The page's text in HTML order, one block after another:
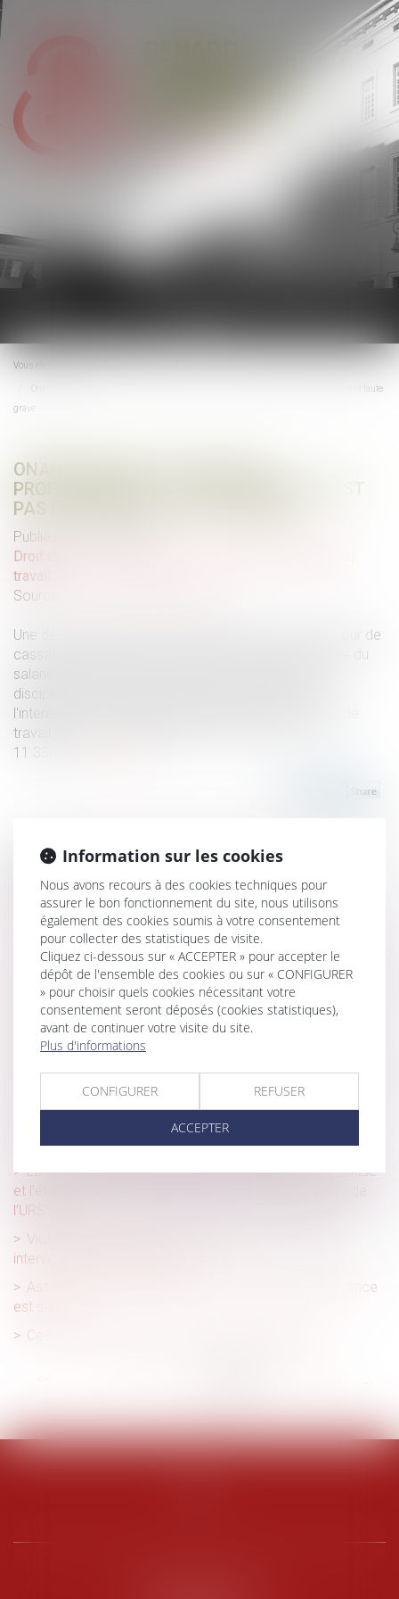
le
menu
Vous êtes ici :
Onanisme dans un véhicule professionnel : le licenciement n’est pas fondé sur une faute
grave
ONANISME DANS UN VÉHICULE
PROFESSIONNEL : LE LICENCIEMENT N’EST
PAS FONDÉ SUR UNE FAUTE GRAVE
Publié le :
Droit du travail - Employeurs
travail
Source :
Une décision rendue par l’Assemblée plénière de la Cour de
cassation affirme qu’un motif tiré de la vie personnelle du
salarié ne peut justifier, en principe, un licenciement
disciplinaire, sauf s'il constitue un manquement de
l'intéressé à une obligation découlant de son contrat de
travail (Ass. plén., 22 décembre 2023, pourvoi n° 21-
11.330)...
Historique
Encres de tatouage FERBER TATTOO INK : attention,
danger !
PTZ : les nouvelles dispositions 2024
Calcul du droit aux indemnités journalières : exclusion des
salaires versés après l’arrêt de travail
Succession : qu’est-ce que la quotité disponible, qui
échappe aux héritiers réservataires ?
Projet de loi de simplification : mensualisation des loyers
pour les baux commerciaux
Onanisme dans un véhicule professionnel : le
licenciement n’est pas fondé sur une faute grave
La parfaite information du débiteur de la nature, la cause
et l’étendue de son obligation par la mise en demeure de
l’URSSAF
Violences conjugales : des outils pour vous aider à
intervenir auprès des victimes
Assurance des collectivités : l'Autorité de la concurrence
est saisie
Cession d'entreprise : que faire de la trésorerie ?
> >>
Information sur les cookies
Nous avons recours à des cookies techniques pour
assurer le bon fonctionnement du site, nous utilisons
également des cookies soumis à votre consentement
pour collecter des statistiques de visite.
Cliquez ci-dessous sur « ACCEPTER » pour accepter le
dépôt de l'ensemble des cookies ou sur « CONFIGURER
» pour choisir quels cookies nécessitant votre
consentement seront déposés (cookies statistiques),
avant de continuer votre visite du site.
Plus d'informations
CONFIGURER REFUSER
ACCEPTER